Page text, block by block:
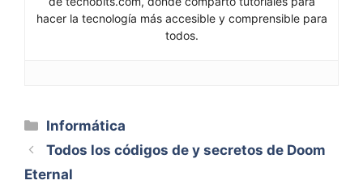
hacer la tecnología más accesible y comprensible para
todos.
Categorías
Informática
Todos los códigos de y secretos de Doom
Eternal